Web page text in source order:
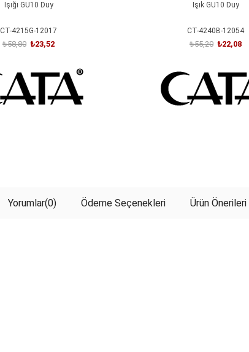
Işığı GU10 Duy
CT-4215G-12017
₺23,52
₺58,80
Işık GU10 Duy
CT-4240B-12054
₺22,08
₺55,20
Yorumlar(0) Ödeme Seçenekleri Ürün Önerileri